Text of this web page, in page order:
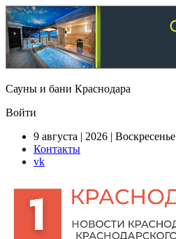
Сауны и бани Краснодара
Войти
9 августа | 2026 | Воскресенье
Контакты
vk